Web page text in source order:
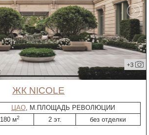
+3
ЖК NICOLE
ЦАО, М.ПЛОЩАДЬ РЕВОЛЮЦИИ
180 м2 2 эт. без отделки